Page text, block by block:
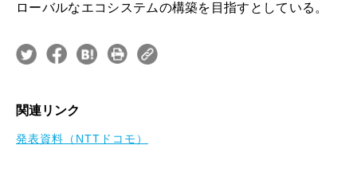
ローバルなエコシステムの構築を目指すとしている。
関連リンク
発表資料（NTTドコモ）